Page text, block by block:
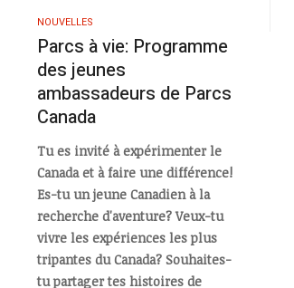
NOUVELLES
Parcs à vie: Programme
des jeunes
ambassadeurs de Parcs
Canada
Tu es invité à expérimenter le
Canada et à faire une différence!
Es-tu un jeune Canadien à la
recherche d'aventure? Veux-tu
vivre les expériences les plus
tripantes du Canada? Souhaites-
tu partager tes histoires de